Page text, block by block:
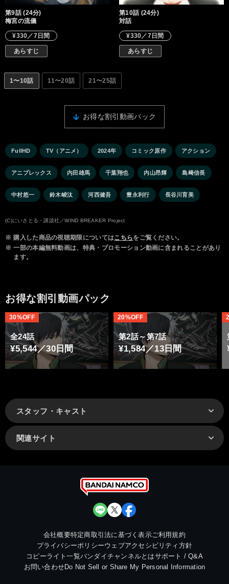
第9話 (24分)
梅宮の流儀
¥330／7日間
あらすじ
第10話 (24分)
対話
¥330／7日間
あらすじ
1〜10話 11〜20話 21〜25話
お得な割引動画パック
FullHD TV（アニメ） 2024年 コミック原作 アクション
アニプレックス 内田雄馬 千葉翔也 内山昂輝 島﨑信長
中村悠一 鈴木崚汰 河西健吾 豊永利行 長谷川育美
(C)にいさとる・講談社／WIND BREAKER Project
※ 購入した商品の視聴期限についてはこちらをご覧ください。
※ 一部の本編無料動画は、特典・プロモーション動画に含まれることがあり
ます。
お得な割引動画パック
全24話
¥5,544／30日間
30%OFF
第2話～第7話
¥1,584／13日間
20%OFF
スタッフ・キャスト
関連サイト
会社概要特定商取引法に基づく表示ご利用規約
プライバシーポリシーウェブアクセシビリティ方針
コピーライト一覧バンダイチャンネルとはサポート / Q&A
お問い合わせDo Not Sell or Share My Personal Information